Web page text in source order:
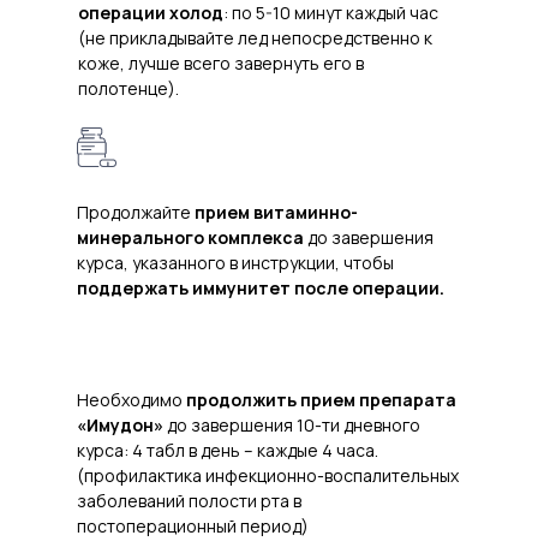
операции холод: по 5-10 минут каждый час
(не прикладывайте лед непосредственно к
коже, лучше всего завернуть его в
полотенце).
Продолжайте прием витаминно-
минерального комплекса до завершения
курса, указанного в инструкции, чтобы
поддержать иммунитет после операции.
Необходимо продолжить прием препарата
«Имудон» до завершения 10-ти дневного
курса: 4 табл в день – каждые 4 часа.
(профилактика инфекционно-воспалительных
заболеваний полости рта в
постоперационный период)